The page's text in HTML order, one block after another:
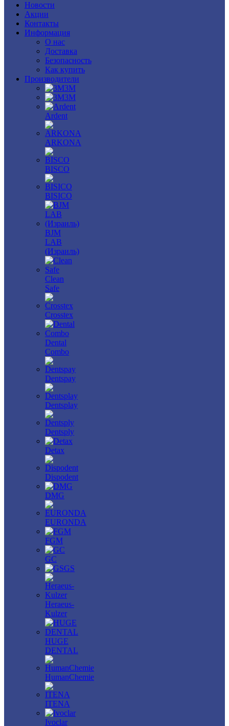
Новости
Акции
Контакты
Информация
О нас
Доставка
Безопасность
Как купить
Производители
3M
3М
Ardent
ARKONA
BISCO
BISICO
BJM
LAB
(Израиль)
Clean
Safe
Crosstex
Dental
Combo
Dentspay
Dentsplay
Dentsply
Detax
Dispodent
DMG
EURONDA
FGM
GC
GS
Heraeus-
Kulzer
HUGE
DENTAL
HumanChemie
ITENA
Ivoclar